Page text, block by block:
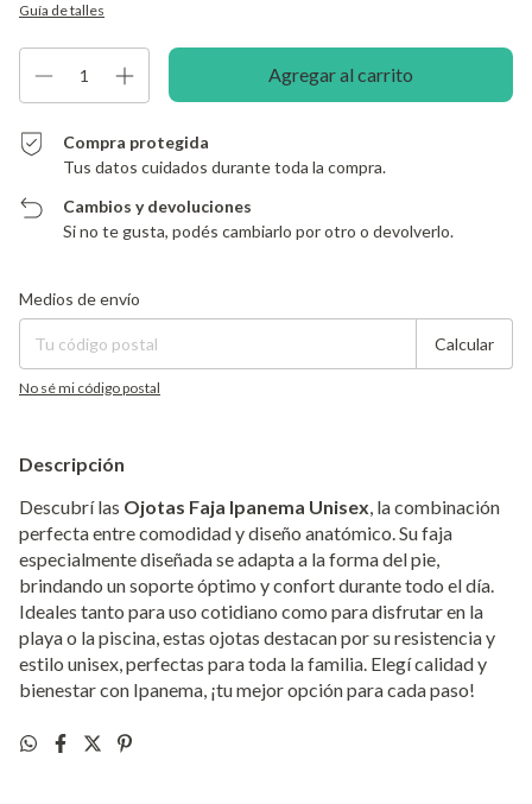
Guía de talles
Compra protegida
Tus datos cuidados durante toda la compra.
Cambios y devoluciones
Si no te gusta, podés cambiarlo por otro o devolverlo.
Entregas para el CP:
Medios de envío
Calcular
No sé mi código postal
Descripción
Descubrí las Ojotas Faja Ipanema Unisex, la combinación
perfecta entre comodidad y diseño anatómico. Su faja
especialmente diseñada se adapta a la forma del pie,
brindando un soporte óptimo y confort durante todo el día.
Ideales tanto para uso cotidiano como para disfrutar en la
playa o la piscina, estas ojotas destacan por su resistencia y
estilo unisex, perfectas para toda la familia. Elegí calidad y
bienestar con Ipanema, ¡tu mejor opción para cada paso!